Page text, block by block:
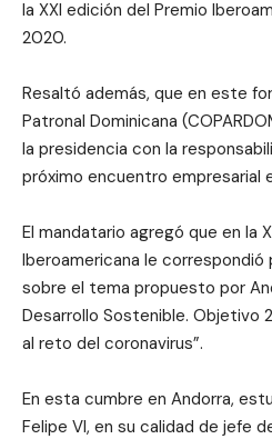
la XXI edición del Premio
2020.
Resaltó además, que en este
Patronal Dominicana
la presidencia con la
próximo encuentro empresarial
El mandatario agregó que en la
Iberoamericana le correspondió
sobre el tema propuesto por
Desarrollo Sostenible. Objetivo
al reto del coronavirus”.
En esta cumbre en Andorra,
Felipe VI, en su calidad de jefe